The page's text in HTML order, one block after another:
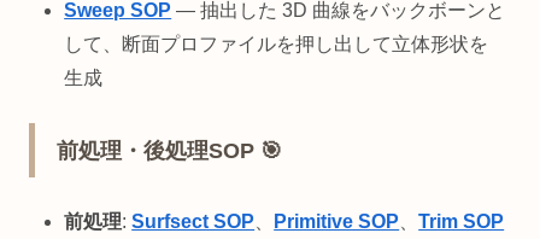
Sweep SOP — 抽出した 3D 曲線をバックボーンと
して、断面プロファイルを押し出して立体形状を
生成
前処理・後処理SOP 🎯
前処理:Surfsect SOP Primitive SOP 、Trim SOP